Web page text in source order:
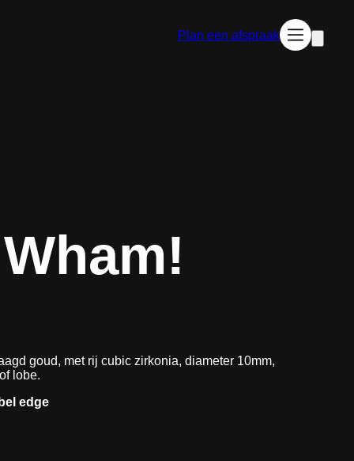
Plan een afspraak
goud, met rij cubic zirkonia, diameter 10mm,
lobe.
edge